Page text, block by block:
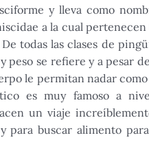
y lleva como
a la cual
todas las clases de
peso se refiere y a pesar
le permitan nadar
es muy famoso a
un viaje
para buscar alimento